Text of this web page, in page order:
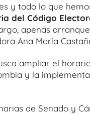
y todo lo que
del Código
apenas
Ana María
ampliar el
y la
de Senado y